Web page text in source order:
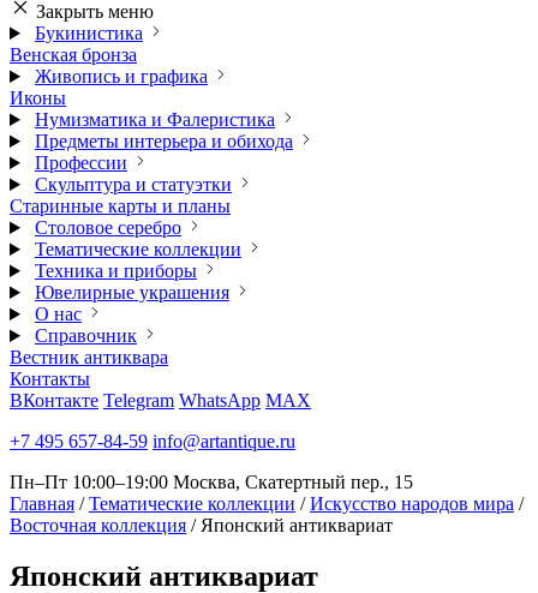
Закрыть меню
Букинистика
Венская бронза
Живопись и графика
Иконы
Нумизматика и Фалеристика
Предметы интерьера и обихода
Профессии
Скульптура и статуэтки
Старинные карты и планы
Столовое серебро
Тематические коллекции
Техника и приборы
Ювелирные украшения
О нас
Справочник
Вестник антиквара
Контакты
ВКонтакте Telegram WhatsApp MAX
+7 495 657-84-59 info@artantique.ru
Пн–Пт 10:00–19:00 Москва, Скатертный пер., 15
Главная / Тематические коллекции / Искусство народов мира /
Восточная коллекция / Японский антиквариат
Японский антиквариат